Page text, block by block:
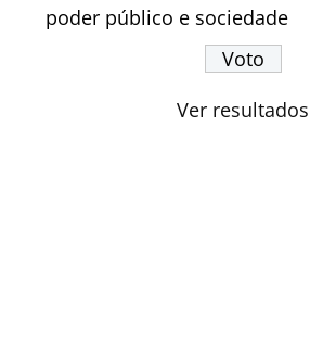
poder público e sociedade
Ver resultados